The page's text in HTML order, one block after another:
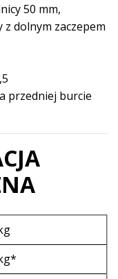
50 mm,
dolnym zaczepem
przedniej burcie